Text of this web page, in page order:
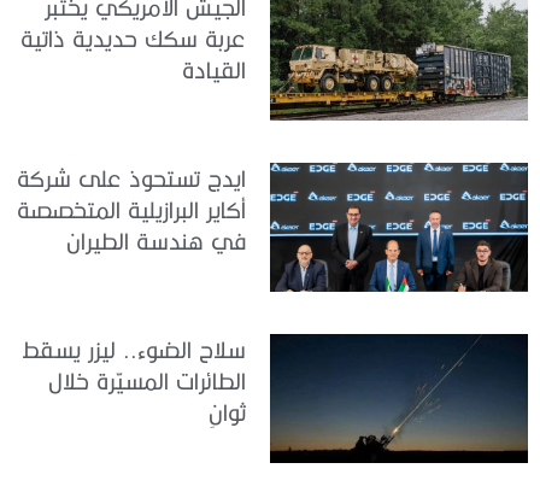
الجيش الأمريكي يختبر
عربة سكك حديدية ذاتية
القيادة
ايدج تستحوذ على شركة
أكاير البرازيلية المتخصصة
في هندسة الطيران
سلاح الضوء.. ليزر يسقط
الطائرات المسيّرة خلال
ثوانٍ